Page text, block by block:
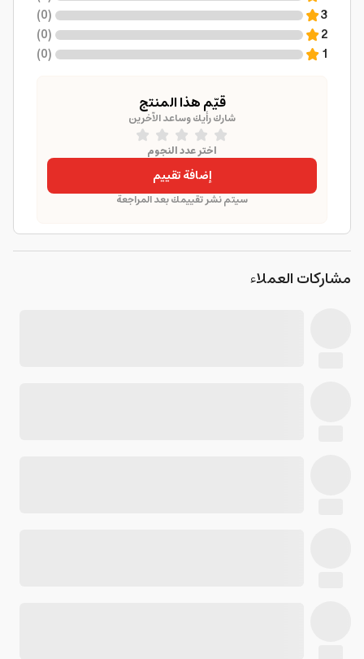
3
(
0
)
2
(
0
)
1
(
0
)
قيّم هذا المنتج
شارك رأيك وساعد الآخرين
اختر عدد النجوم
إضافة تقييم
سيتم نشر تقييمك بعد المراجعة
مشاركات العملاء